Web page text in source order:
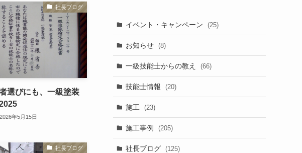
社長ブログ
選びにも、一級塗装
2026年5月15日
社長ブログ
イベント・キャンペーン (25)
お知らせ (8)
一級技能士からの教え (66)
技能士情報 (20)
施工 (23)
施工事例 (205)
社長ブログ (125)